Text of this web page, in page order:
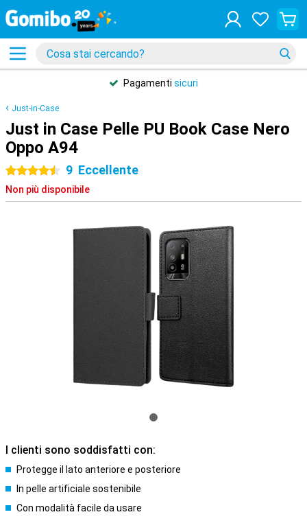
Pagamenti sicuri
Just-in-Case
Just in Case Pelle PU Book Case Nero
Oppo A94
4.5 stelle
9 Eccellente
Non più disponibile
I clienti sono soddisfatti con:
Protegge il lato anteriore e posteriore
In pelle artificiale sostenibile
Con modalità facile da usare